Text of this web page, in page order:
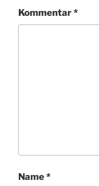
Kommentar*
Name*